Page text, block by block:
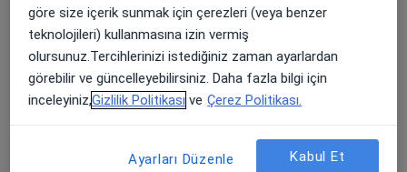
Koruyucu Diş Hekimliği
Lokal Anestezi
Normal Randevu
göre size içerik sunmak için çerezleri (veya benzer
teknolojileri) kullanmasına izin vermiş
olursunuz.Tercihlerinizi istediğiniz zaman ayarlardan
görebilir ve güncelleyebilirsiniz. Daha fazla bilgi için
inceleyiniz,Gizlilik Politikası ve Çerez Politikası.
Ayarları Düzenle Kabul Et